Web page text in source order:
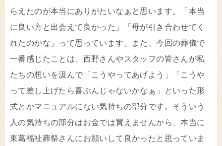
らえたのが本当にありがたいなぁと思います。「本当
に良い方と出会えて良かった」「母が引き合わせてく
れたのかな」って思っています。また、今回の葬儀で
一番感じたことは、西野さんやスタッフの皆さんが私
たちの想いを汲んで「こうやってあげよう」「こうや
って差し上げたら喜ぶんじゃないかなぁ」といった形
式とかマニュアルにない気持ちの部分です。そういう
人の気持ちの部分はお金では買えませんから、本当に
東葛福祉葬祭さんにお願いして良かったと思っていま